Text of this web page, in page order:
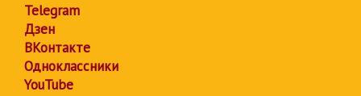
Telegram
Дзен
ВКонтакте
Одноклассники
YouTube